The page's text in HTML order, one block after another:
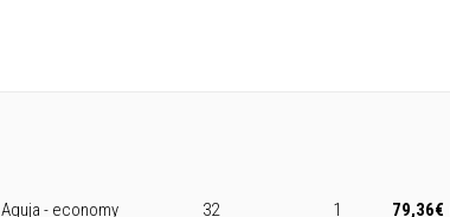
Aguja - economy 32 1 79,36€